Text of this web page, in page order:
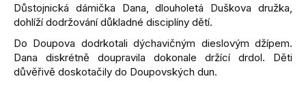
Důstojnická dámička Dana, dlouholetá Duškova družka,
dohlíží dodržování důkladné disciplíny dětí.
Do Doupova dodrkotali dýchavičným dieslovým džípem.
Dana diskrétně doupravila dokonale držící drdol. Děti
důvěřivě doskotačily do Doupovských dun.